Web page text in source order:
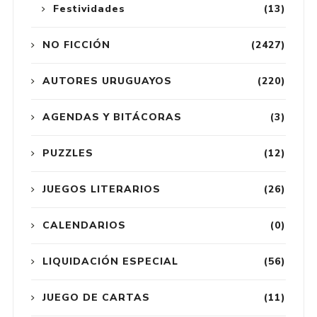
(13)
Festividades
(2427)
NO FICCIÓN
(220)
AUTORES URUGUAYOS
(3)
AGENDAS Y BITÁCORAS
(12)
PUZZLES
(26)
JUEGOS LITERARIOS
(0)
CALENDARIOS
(56)
LIQUIDACIÓN ESPECIAL
(11)
JUEGO DE CARTAS